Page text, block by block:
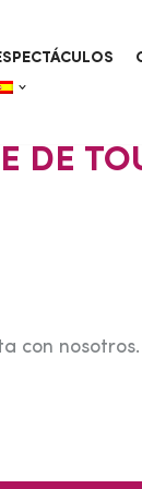
DE
con nosotros.